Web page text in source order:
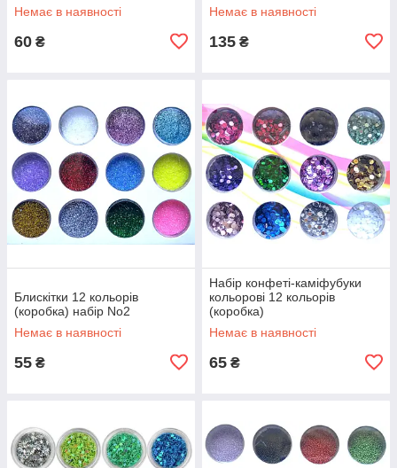
Немає в наявності
60 ₴
Немає в наявності
135 ₴
Блискітки 12 кольорів
(коробка) набір No2
Немає в наявності
55 ₴
Набір конфеті-каміфубуки
кольорові 12 кольорів
(коробка)
Немає в наявності
65 ₴